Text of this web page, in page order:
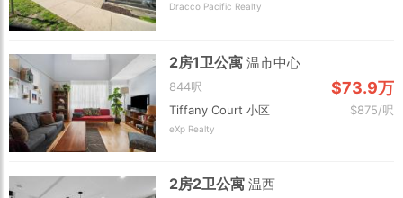
Dracco Pacific Realty
2房1卫公寓温市中心
844呎 $73.9万
Tiffany Court 小区 $875/呎
eXp Realty
2房2卫公寓温西